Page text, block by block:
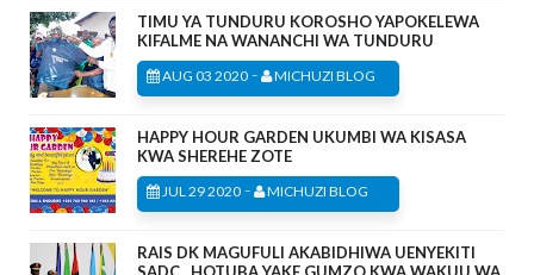
TIMU YA TUNDURU KOROSHO YAPOKELEWA
KIFALME NA WANANCHI WA TUNDURU
AUG 03 2020 - MICHUZI BLOG
HAPPY HOUR GARDEN UKUMBI WA KISASA
KWA SHEREHE ZOTE
JUL 29 2020 - MICHUZI BLOG
RAIS DK MAGUFULI AKABIDHIWA UENYEKITI